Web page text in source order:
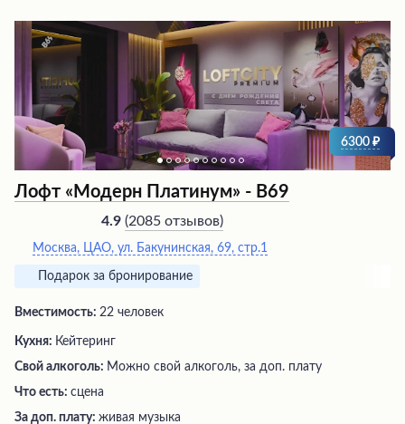
6300
Лофт «Модерн Платинум» - В69
4.9 (2085 отзывов)
Москва, ЦАО, ул. Бакунинская, 69, стр.1
Подарок за бронирование
Вместимость: 22 человек
Кухня: Кейтеринг
Свой алкоголь: Можно свой алкоголь, за доп. плату
Что есть: сцена
За доп. плату: живая музыка